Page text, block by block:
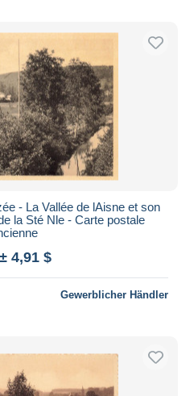
- La Vallée de lAisne et son
la Sté Nle - Carte postale
± 4,91 $
Gewerblicher Händler